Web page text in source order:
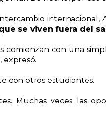
internacional,
se viven fuera del
comienzan con una
expresó.
con otros estudiantes.
Muchas veces las